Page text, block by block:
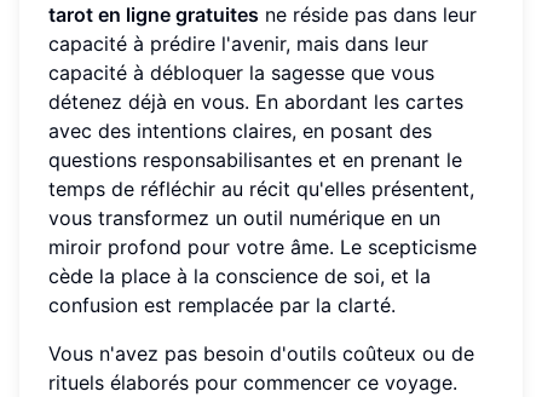
tarot en ligne gratuites ne réside pas dans leur
capacité à prédire l'avenir, mais dans leur
capacité à débloquer la sagesse que vous
détenez déjà en vous. En abordant les cartes
avec des intentions claires, en posant des
questions responsabilisantes et en prenant le
temps de réfléchir au récit qu'elles présentent,
vous transformez un outil numérique en un
miroir profond pour votre âme. Le scepticisme
cède la place à la conscience de soi, et la
confusion est remplacée par la clarté.
Vous n'avez pas besoin d'outils coûteux ou de
rituels élaborés pour commencer ce voyage.